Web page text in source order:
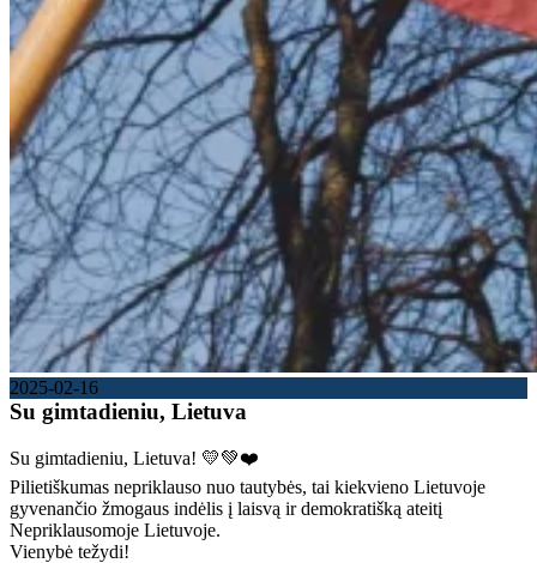
2025-02-16
Su gimtadieniu, Lietuva
Su gimtadieniu, Lietuva! 💛💚❤️
Pilietiškumas nepriklauso nuo tautybės, tai kiekvieno Lietuvoje
gyvenančio žmogaus indėlis į laisvą ir demokratišką ateitį
Nepriklausomoje Lietuvoje.
Vienybė težydi!